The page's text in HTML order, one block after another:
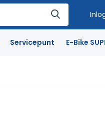
Servicepunt E-Bike